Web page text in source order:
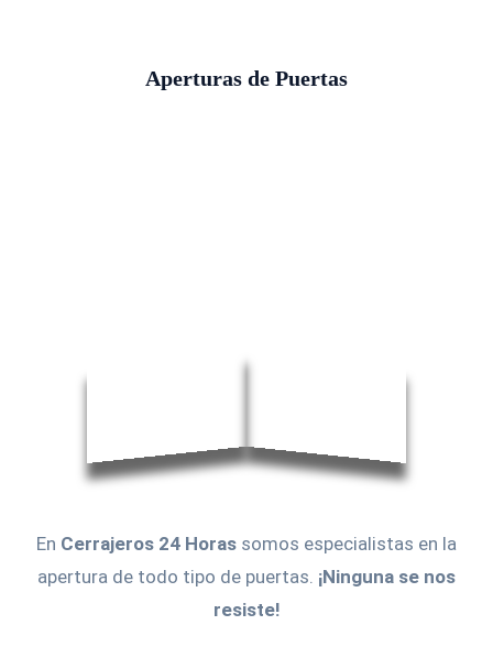
Aperturas de Puertas
En Cerrajeros 24 Horas somos especialistas en la
apertura de todo tipo de puertas. ¡Ninguna se nos
resiste!